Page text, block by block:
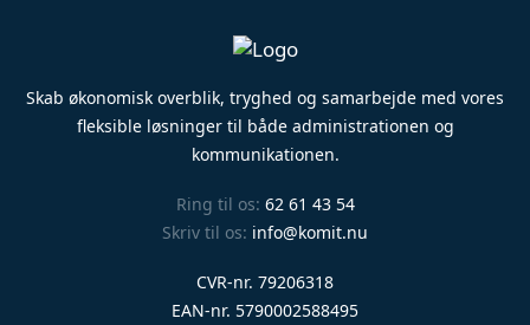
Skab økonomisk overblik, tryghed og samarbejde med vores
fleksible løsninger til både administrationen og
kommunikationen.
Ring til os: 62 61 43 54
Skriv til os: info@komit.nu
CVR-nr. 79206318
EAN-nr. 5790002588495